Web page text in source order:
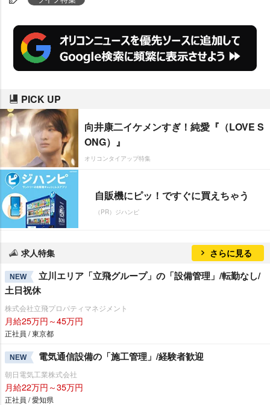
2%)が過半数超え。男女ともに“気
遣い”が見える瞬間を挙げている
が、その内容には微妙な相違があ
PICK UP
向井康二イケメンすぎ！純愛『（LOVE S
ONG）』
オリコンタイアップ特集
自販機にピッ！ですぐに買えちゃう
（PR）ジハンピ
求人特集 さらに見る
NEW
立川エリア「立飛グループ」の「設備管理」/転勤なし/
土日祝休
株式会社立飛プロパティマネジメント
月給25万円～45万円
正社員 / 東京都
NEW 電気通信設備の「施工管理」/経験者歓迎
朝日電気工業株式会社
月給22万円～35万円
正社員 / 愛知県